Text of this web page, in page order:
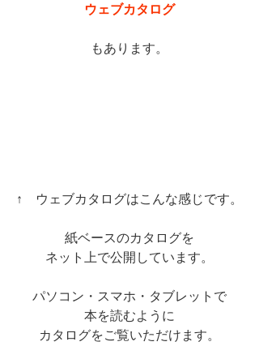
ウェブカタログ
もあります。
↑　ウェブカタログはこんな感じです。
紙ベースのカタログを
ネット上で公開しています。
パソコン・スマホ・タブレットで
本を読むように
カタログをご覧いただけます。